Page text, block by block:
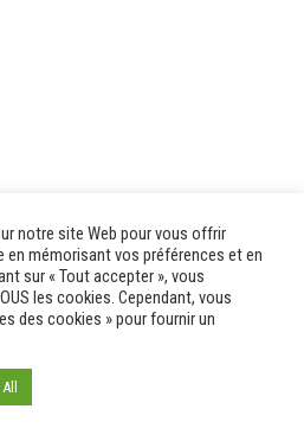
culture
notre site Web pour vous offrir
en mémorisant vos préférences et en
sur « Tout accepter », vous
les cookies. Cependant, vous
des cookies » pour fournir un